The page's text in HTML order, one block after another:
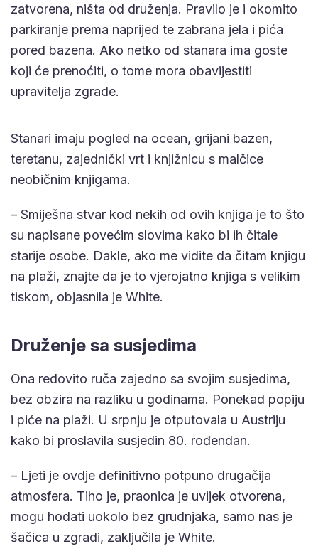
zatvorena, ništa od druženja. Pravilo je i okomito
parkiranje prema naprijed te zabrana jela i pića
pored bazena. Ako netko od stanara ima goste
koji će prenoćiti, o tome mora obavijestiti
upravitelja zgrade.
Stanari imaju pogled na ocean, grijani bazen,
teretanu, zajednički vrt i knjižnicu s malčice
neobičnim knjigama.
– Smiješna stvar kod nekih od ovih knjiga je to što
su napisane povećim slovima kako bi ih čitale
starije osobe. Dakle, ako me vidite da čitam knjigu
na plaži, znajte da je to vjerojatno knjiga s velikim
tiskom, objasnila je White.
Druženje sa susjedima
Ona redovito ruča zajedno sa svojim susjedima,
bez obzira na razliku u godinama. Ponekad popiju
i piće na plaži. U srpnju je otputovala u Austriju
kako bi proslavila susjedin 80. rođendan.
– Ljeti je ovdje definitivno potpuno drugačija
atmosfera. Tiho je, praonica je uvijek otvorena,
mogu hodati uokolo bez grudnjaka, samo nas je
šačica u zgradi, zaključila je White.